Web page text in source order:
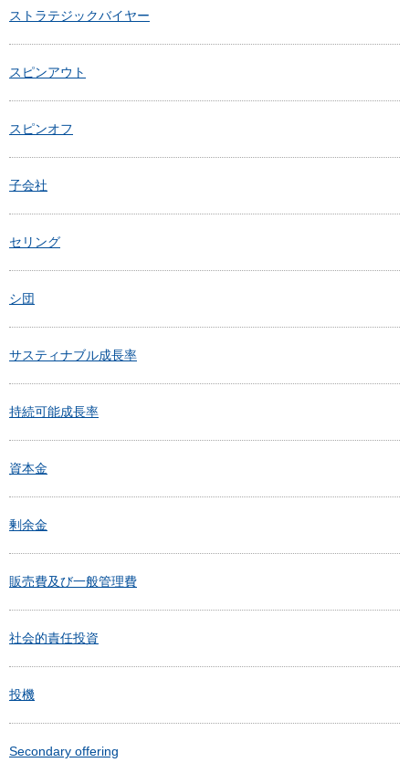
ストラテジックバイヤー
スピンアウト
スピンオフ
子会社
セリング
シ団
サスティナブル成長率
持続可能成長率
資本金
剰余金
販売費及び一般管理費
社会的責任投資
投機
Secondary offering